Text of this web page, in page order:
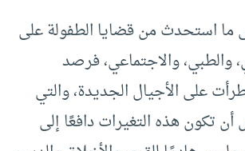
ما استحدث من قضايا الطفولة على
والطبي، والاجتماعي، فرصد
على الأجيال الجديدة، والتي
تكون هذه التغيرات دافعًا إلى